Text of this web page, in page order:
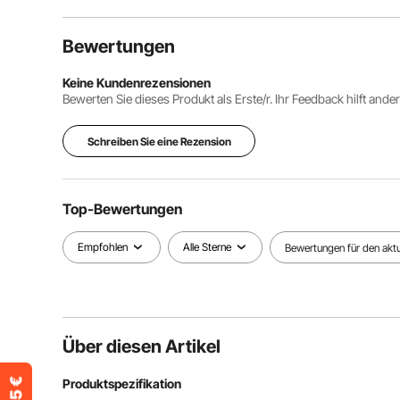
Bewertungen
Keine Kundenrezensionen
Bewerten Sie dieses Produkt als Erste/r. Ihr Feedback hilft
Schreiben Sie eine Rezension
Top-Bewertungen
Empfohlen Alle Sterne Bewertungen für den
Über diesen Artikel
Produktspezifikation